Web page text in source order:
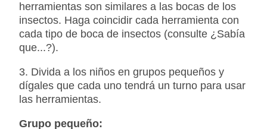
herramientas son similares a las bocas de los
insectos. Haga coincidir cada herramienta con
cada tipo de boca de insectos (consulte ¿Sabía
que...?).
3. Divida a los niños en grupos pequeños y
dígales que cada uno tendrá un turno para usar
las herramientas.
Grupo pequeño: